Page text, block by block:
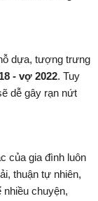
dựa, tượng trưng
- vợ 2022. Tuy
dễ gây rạn nứt
của gia đình luôn
thuận tự nhiên,
chuyện,